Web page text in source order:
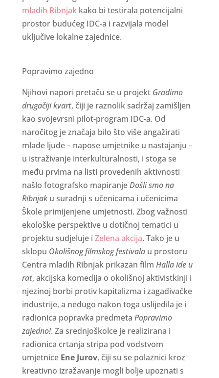
mladih Ribnjakkako bi testirala potencijalni
prostor budućeg IDC-a i razvijala model
uključive lokalne zajednice.
Popravimo zajedno
Njihovi napori pretaču se u projekt Gradimo
drugačiji kvart, čiji je raznolik sadržaj zamišljen
kao svojevrsni pilot-program IDC-a. Od
naročitog je značaja bilo što više angažirati
mlade ljude – napose umjetnike u nastajanju –
u istraživanje interkulturalnosti, i stoga se
među prvima na listi provedenih aktivnosti
našlo fotografsko mapiranjeDošli smo na
Ribnjaku suradnji s učenicama i učenicima
Škole primijenjene umjetnosti. Zbog važnosti
ekološke perspektive u dotičnoj tematici u
projektu sudjeluje i Zelena akcija. Tako je u
sklopu Okolišnog filmskog festivalau prostoru
Centra mladih Ribnjak prikazan film Halla ide u
rat, akcijska komedija o okolišnoj aktivistkinji i
njezinoj borbi protiv kapitalizma i zagađivačke
industrije, a nedugo nakon toga uslijedila je i
radionica popravka predmeta Popravimo
zajedno!. Za srednjoškolce je realizirana i
radionica crtanja stripa pod vodstvom
umjetnice Ene Jurov, čiji su se polaznici kroz
kreativno izražavanje mogli bolje upoznati s